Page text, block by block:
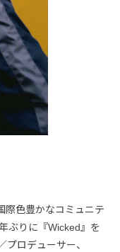
際色豊かなコミュニテ
ぶりに『Wicked』を
プロデューサー、